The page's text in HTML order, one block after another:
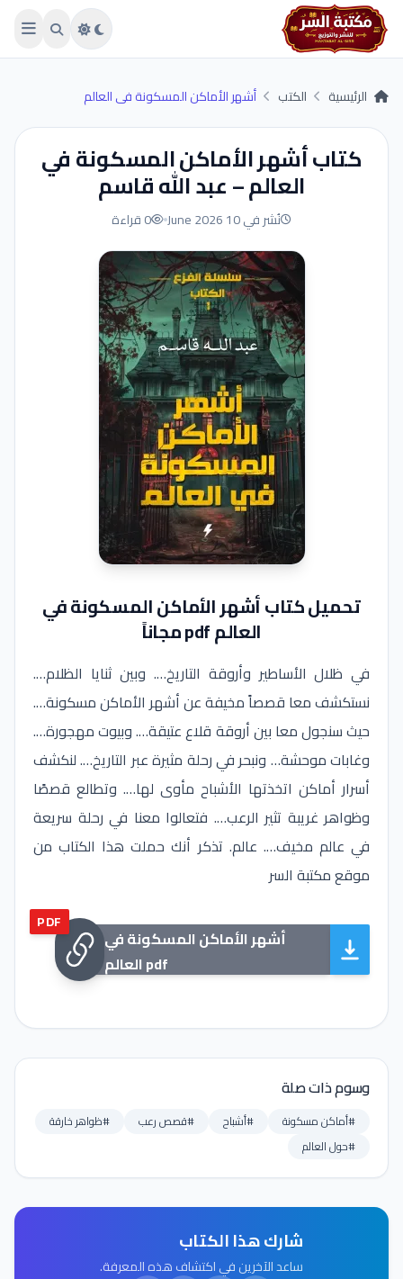
Skip to main content
الرئيسية الكتب أشهر الأماكن المسكونة في العالم
كتاب أشهر الأماكن المسكونة في
العالم – عبد الله قاسم
نُشر في 10 June 2026 0 قراءة
تحميل كتاب أشهر الأماكن المسكونة في
العالم pdf مجاناً
في ظلال الأساطير وأروقة التاريخ…. وبين ثنايا الظلام….
نستكشف معا قصصاً مخيفة عن أشهر الأماكن مسكونة….
حيث سنجول معا بين أروقة قلاع عتيقة…. وبيوت مهجورة….
وغابات موحشة… ونبحر في رحلة مثيرة عبر التاريخ…. لنكشف
أسرار أماكن اتخذتها الأشباح مأوى لها…. وتطالع قصصًا
وظواهر غريبة تثير الرعب…. فتعالوا معنا في رحلة سريعة
في عالم مخيف…. عالم. تذكر أنك حملت هذا الكتاب من
موقع مكتبة السر
PDF
أشهر الأماكن المسكونة في
العالم pdf
وسوم ذات صلة
#أماكن مسكونة #أشباح #قصص رعب
#ظواهر خارقة
#حول العالم
شارك هذا الكتاب
ساعد الآخرين في اكتشاف هذه المعرفة.